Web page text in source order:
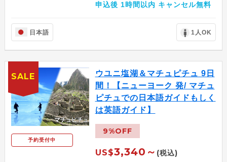
申込後 1時間以内 キャンセル無料
日本語 1人OK
予約受付中
ウユニ塩湖＆マチュピチュ 9日
間！【ニューヨーク 発/ マチュ
ピチュでの日本語ガイドもしく
は英語ガイド】
9%OFF
US$3,340～ (税込)
SALE